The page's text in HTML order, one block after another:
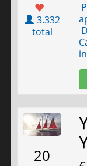
3.332
total
20